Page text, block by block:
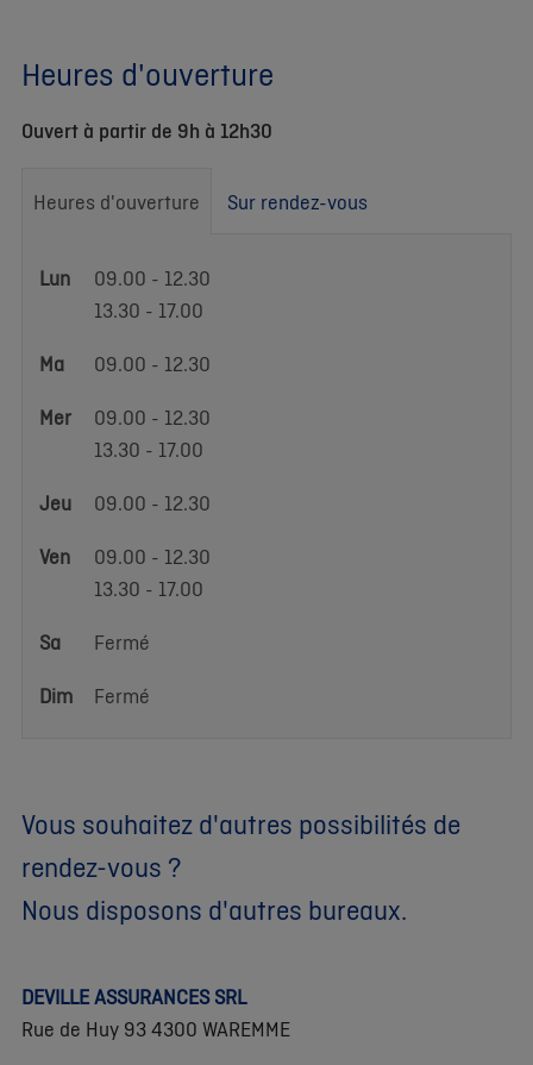
Heures d'ouverture
Ouvert à partir de 9h à 12h30
Heures d'ouverture Sur rendez-vous
Heures
d'ouverture
Lun
09.00 - 12.30
13.30 - 17.00
Ma
09.00 - 12.30
Mer
09.00 - 12.30
13.30 - 17.00
Jeu
09.00 - 12.30
Ven
09.00 - 12.30
13.30 - 17.00
Sa
Fermé
Dim
Fermé
Vous souhaitez d'autres possibilités de
rendez-vous ?
Nous disposons d'autres bureaux.
DEVILLE ASSURANCES SRL
Rue de Huy 93 4300 WAREMME